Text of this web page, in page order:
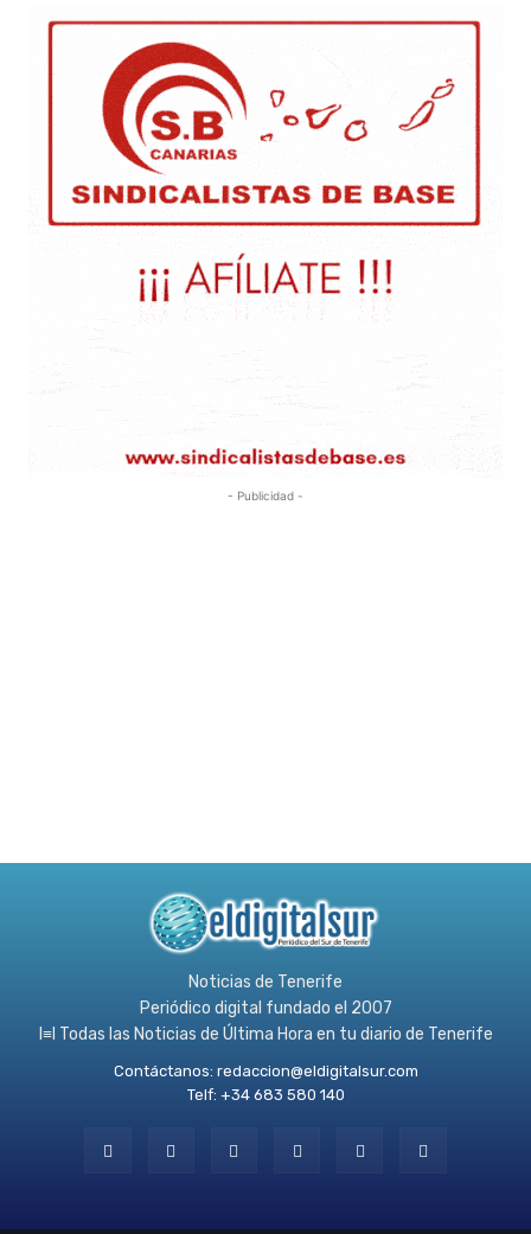
- Publicidad -
Noticias de Tenerife
Periódico digital fundado el 2007
l≡l Todas las Noticias de Última Hora en tu diario de Tenerife
Contáctanos: redaccion@eldigitalsur.com
Telf: +34 683 580 140